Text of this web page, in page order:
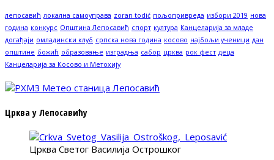
лепосавић локална самоуправа zoran todić пољопривреда избори 2019 нова
година конкурс Општина Лепосавић спорт култура Канцеларија за младе
догађаји омладински клуб српска нова година косово најбољи ученици дан
општине божић образовање изградња сабор црква рок фест деца
Канцеларија за Косово и Метохију
Црква у Лепосавићу
Црква Светог Василија Острошког